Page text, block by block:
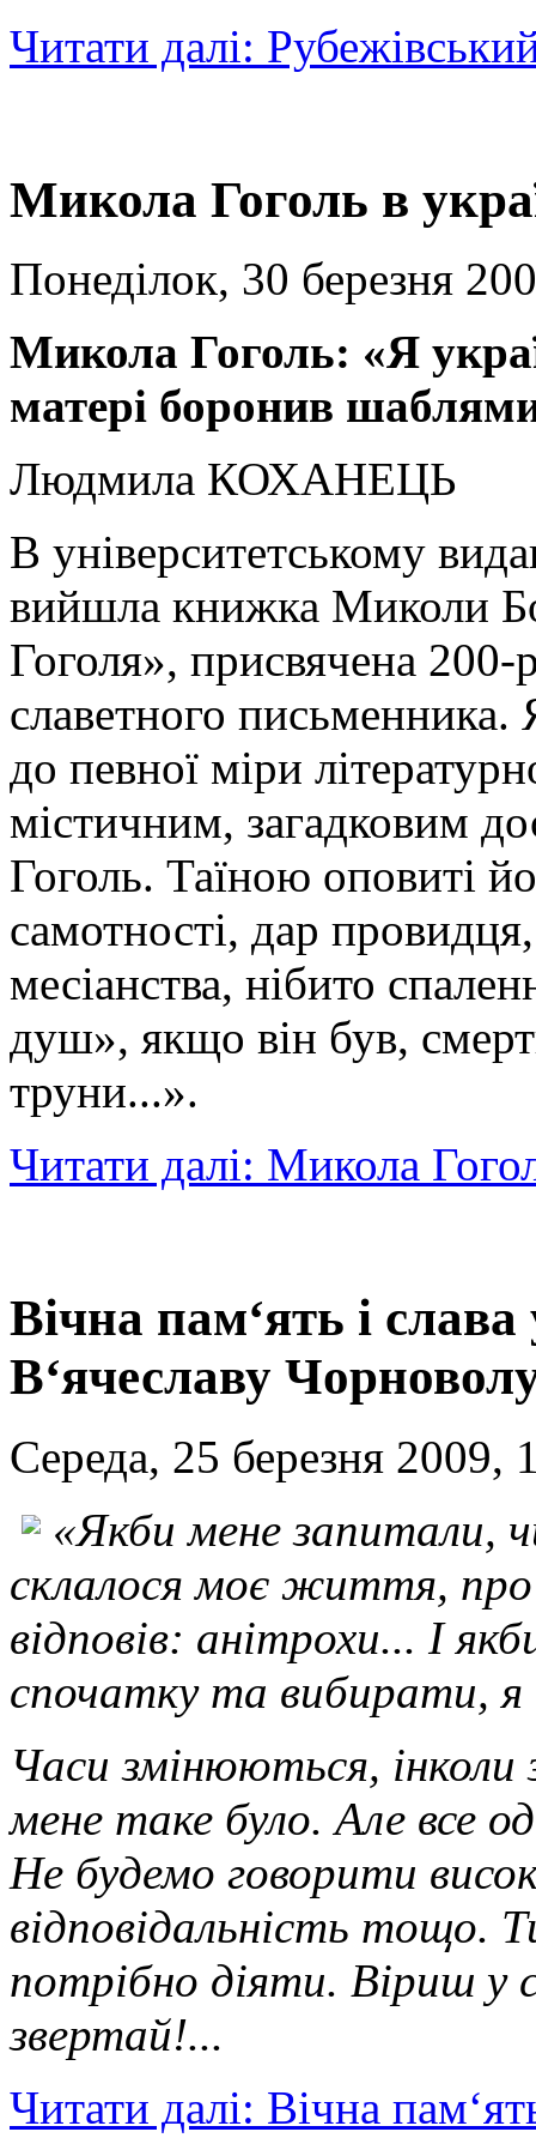
Читати далі:
Микола Гоголь в
Понеділок, 30 березня
Микола Гоголь: «Я
матері боронив
Людмила КОХАНЕЦЬ
В університетському
вийшла книжка Миколи
Гоголя», присвячена
славетного
до певної міри
містичним, загадковим
Гоголь. Таїною оповиті
самотності, дар
месіанства, нібито
душ», якщо він був,
труни...».
Читати далі: Микола
Вічна пам‘ять і
В‘ячеславу
Середа, 25 березня 2009,
«Якби мене запитали,
склалося моє життя, про
відповів: анітрохи... І
спочатку та вибирати,
Часи змінюються,
мене таке було. Але все
Не будемо говорити
відповідальність тощо.
потрібно діяти. Віриш у
звертай!...
Читати далі: Вічна